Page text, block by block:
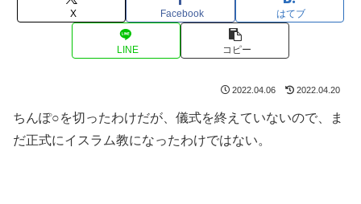
X Facebook はてブ
LINE コピー
2022.04.06 2022.04.20
ちんぽ○を切ったわけだが、儀式を終えていないので、ま
だ正式にイスラム教になったわけではない。